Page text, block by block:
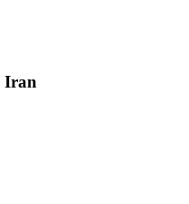
Iran